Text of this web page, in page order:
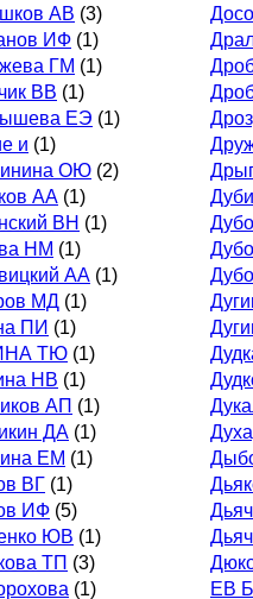
АВ (3)
ИФ (1)
ГМ (1)
ВВ (1)
ЕЭ (1)
и (1)
ОЮ (2)
АА (1)
ВН (1)
НМ (1)
АА (1)
МД (1)
ПИ (1)
ТЮ (1)
НВ (1)
АП (1)
ДА (1)
ЕМ (1)
ВГ (1)
ИФ (5)
ЮВ (1)
ТП (3)
(1) ЕВ